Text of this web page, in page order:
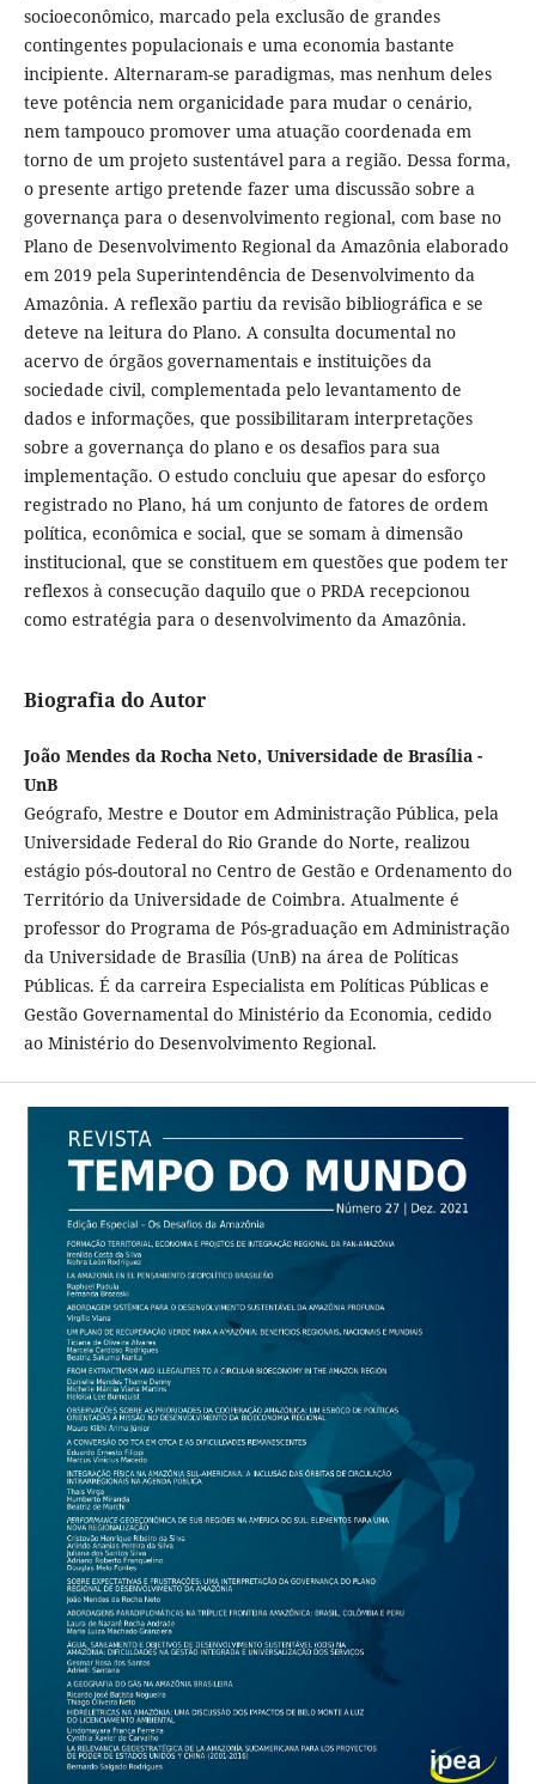
socioeconômico, marcado pela exclusão de grandes
contingentes populacionais e uma economia bastante
incipiente. Alternaram-se paradigmas, mas nenhum deles
teve potência nem organicidade para mudar o cenário,
nem tampouco promover uma atuação coordenada em
torno de um projeto sustentável para a região. Dessa forma,
o presente artigo pretende fazer uma discussão sobre a
governança para o desenvolvimento regional, com base no
Plano de Desenvolvimento Regional da Amazônia elaborado
em 2019 pela Superintendência de Desenvolvimento da
Amazônia. A reflexão partiu da revisão bibliográfica e se
deteve na leitura do Plano. A consulta documental no
acervo de órgãos governamentais e instituições da
sociedade civil, complementada pelo levantamento de
dados e informações, que possibilitaram interpretações
sobre a governança do plano e os desafios para sua
implementação. O estudo concluiu que apesar do esforço
registrado no Plano, há um conjunto de fatores de ordem
política, econômica e social, que se somam à dimensão
institucional, que se constituem em questões que podem ter
reflexos à consecução daquilo que o PRDA recepcionou
como estratégia para o desenvolvimento da Amazônia.
Biografia do Autor
João Mendes da Rocha Neto, Universidade de Brasília -
UnB
Geógrafo, Mestre e Doutor em Administração Pública, pela
Universidade Federal do Rio Grande do Norte, realizou
estágio pós-doutoral no Centro de Gestão e Ordenamento do
Território da Universidade de Coimbra. Atualmente é
professor do Programa de Pós-graduação em Administração
da Universidade de Brasília (UnB) na área de Políticas
Públicas. É da carreira Especialista em Políticas Públicas e
Gestão Governamental do Ministério da Economia, cedido
ao Ministério do Desenvolvimento Regional.